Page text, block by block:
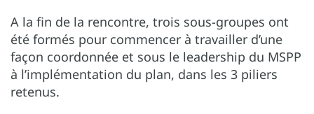
A la fin de la rencontre, trois sous-groupes ont
été formés pour commencer à travailler d’une
façon coordonnée et sous le leadership du MSPP
à l’implémentation du plan, dans les 3 piliers
retenus.